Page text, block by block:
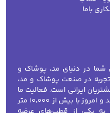
باما
شما در دنیای مد، پوشاک و
لیلیان مد، با بیش از ۱۵ سال تجربه در صنعت پوشاک و مد،
ایرانی است. فعالیت ما
از سال ۲۰۰۸ زیرمجموعه گروه شکوفا آغاز شد و امروز با بیش از ۱۰٬۰۰۰ متر